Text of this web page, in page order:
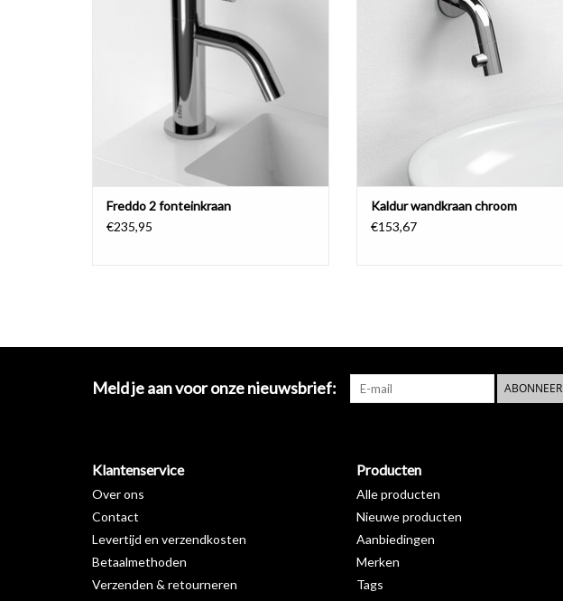
Freddo 2 fonteinkraan
€235,95
Kaldur wandkraan chroom
€153,67
Meld je aan voor onze nieuwsbrief: ABONNEER
Klantenservice
Over ons
Contact
Levertijd en verzendkosten
Betaalmethoden
Verzenden & retourneren
Producten
Alle producten
Nieuwe producten
Aanbiedingen
Merken
Tags